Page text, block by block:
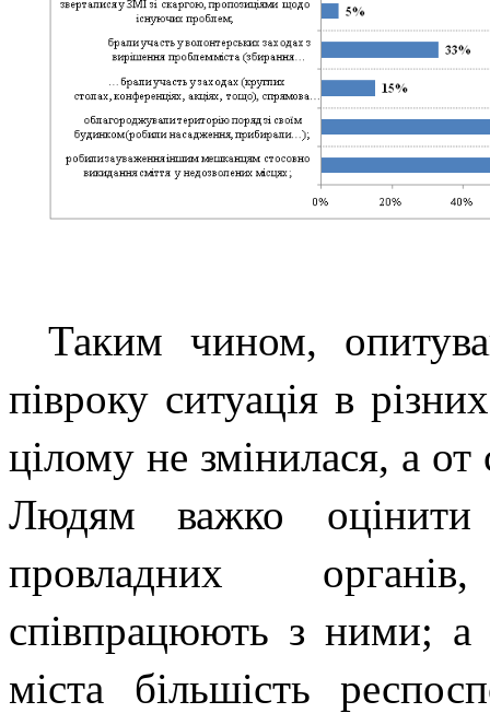
Таким чином,
півроку ситуація в
цілому не змінилася, а
Людям важко оцінити
провладних
співпрацюють з ними; а
міста більшість